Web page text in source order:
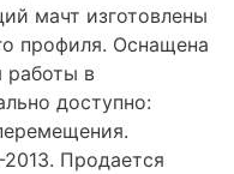
мачт изготовлены
профиля. Оснащена
работы в
доступно:
Продается